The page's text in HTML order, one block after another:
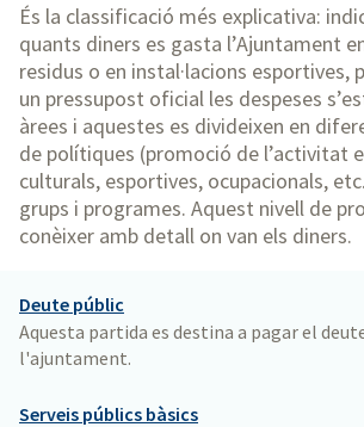
És la classificació més explicativa:
quants diners es gasta l’Ajuntament
residus o en instal·lacions esportives,
un pressupost oficial les despeses
àrees i aquestes es divideixen en
de polítiques (promoció de l’activitat
culturals, esportives, ocupacionals,
grups i programes. Aquest nivell de
conèixer amb detall on van els diners.
Deute públic
Aquesta partida es destina a pagar el
l'ajuntament.
Serveis públics bàsics